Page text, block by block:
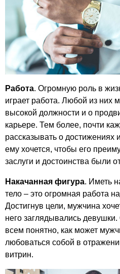
Работа. Огромную роль в
играет работа. Любой из них
высокой должности и о
карьере. Тем более, почти
рассказывать о достижениях
ему хочется, чтобы его
заслуги и достоинства были
Накачанная фигура. Иметь
тело – это огромная работа
Достигнув цели, мужчина
него заглядывались
всем понятно, как может
любоваться собой в
витрин.